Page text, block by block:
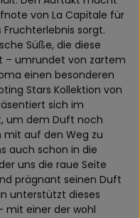
von La Capitale für
sorgt.
Süße, die diese
– umrundet von zartem
einen besonderen
Stars Kollektion von
sich im
um dem Duft noch
mit auf den Weg zu
auch schon in die
uns die raue Seite
prägnant seinen Duft
unterstützt dieses
mit einer der wohl